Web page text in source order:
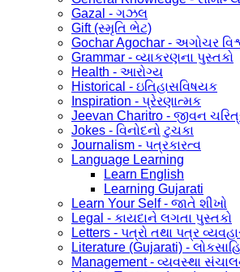
Gazal - ગઝલ
Gift (સ્મૃતિ ભેટ)
Gochar Agochar - અગોચર
Grammar - વ્યાકરણના પુસ્તકો
Health - આરોગ્ય
Historical - ઇતિહાસવિષયક
Inspiration - પ્રેરણાત્મક
Jeevan Charitro - જીવન
Jokes - વિનોદનો ટુચકા
Journalism - પત્રકારત્વ
Language Learning
Learn English
Learning Gujarati
Learn Your Self - જાતે શીખો
Legal - કાયદાને લગતા પુસ્તકો
Letters - પત્રો તથા પત્ર
Literature (Gujarati) -
Management - વ્યવસ્થા